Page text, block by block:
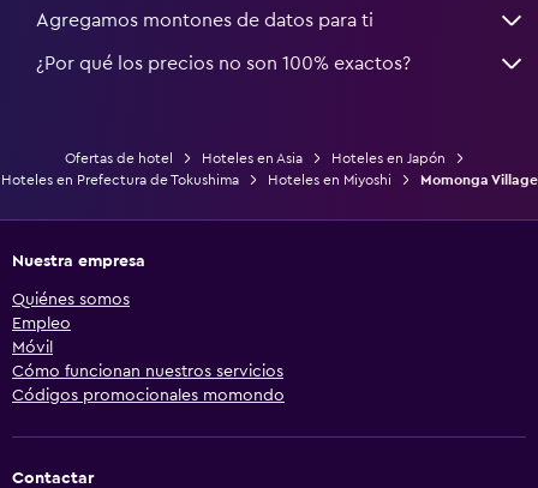
Agregamos montones de datos para ti
¿Por qué los precios no son 100% exactos?
Ofertas de hotel Hoteles en Asia
Hoteles en Japón
Hoteles en Prefectura de Tokushima
Hoteles en Miyoshi Momonga Village
Nuestra empresa
Quiénes somos
Empleo
Móvil
Cómo funcionan nuestros servicios
Códigos promocionales momondo
Contactar